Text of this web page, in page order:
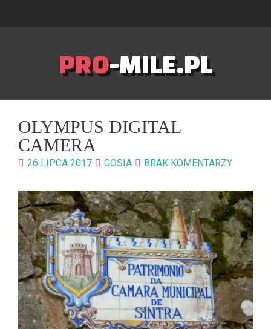
PRO-MILE.PL
OLYMPUS DIGITAL
CAMERA
26 LIPCA 2017 GOSIA BRAK KOMENTARZY